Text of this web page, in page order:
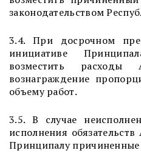
законодательством
3.4. При досрочном
инициативе
возместить
вознаграждение
объему работ.
3.5. В случае
исполнения
Принципалу причиненные